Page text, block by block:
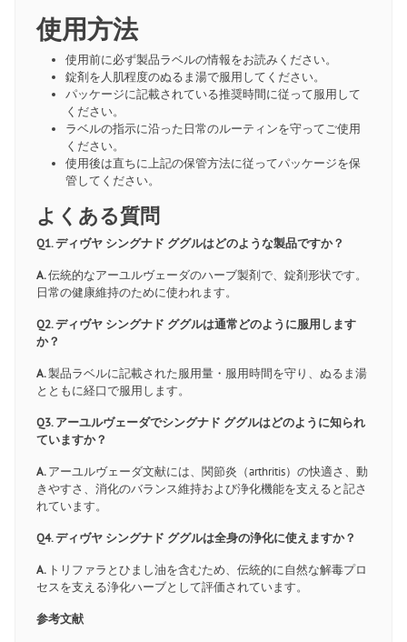
使用方法
使用前に必ず製品ラベルの情報をお読みください。
錠剤を人肌程度のぬるま湯で服用してください。
パッケージに記載されている推奨時間に従って服用して
ください。
ラベルの指示に沿った日常のルーティンを守ってご使用
ください。
使用後は直ちに上記の保管方法に従ってパッケージを保
管してください。
よくある質問
Q1. ディヴヤ シングナド ググルはどのような製品ですか？
A.伝統的なアーユルヴェーダのハーブ製剤で、錠剤形状です。
日常の健康維持のために使われます。
Q2. ディヴヤ シングナド ググルは通常どのように服用します
か？
A.製品ラベルに記載された服用量・服用時間を守り、ぬるま湯
とともに経口で服用します。
Q3. アーユルヴェーダでシングナド ググルはどのように知られ
ていますか？
A.アーユルヴェーダ文献には、関節炎（arthritis）の快適さ、動
きやすさ、消化のバランス維持および浄化機能を支えると記さ
れています。
Q4. ディヴヤ シングナド ググルは全身の浄化に使えますか？
A. トリファラとひまし油を含むため、伝統的に自然な解毒プロ
セスを支える浄化ハーブとして評価されています。
参考文献